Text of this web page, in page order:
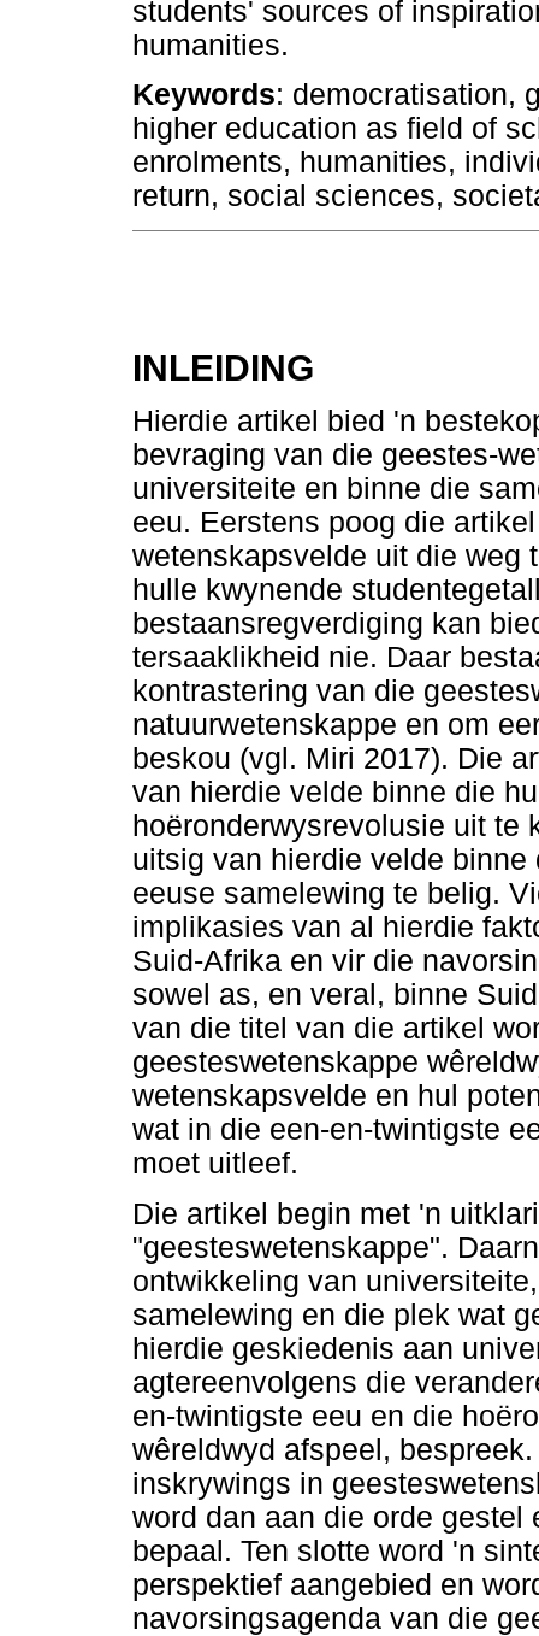
students' sources of
humanities.
Keywords: democratisation,
higher education as field of
enrolments, humanities,
return, social sciences,
INLEIDING
Hierdie artikel bied 'n
bevraging van die geestes-
universiteite en binne die
eeu. Eerstens poog die
wetenskapsvelde uit die weg
hulle kwynende
bestaansregverdiging kan
tersaaklikheid nie. Daar
kontrastering van die
natuurwetenskappe en om
beskou (vgl. Miri 2017). Die
van hierdie velde binne die
hoëronderwysrevolusie uit te
uitsig van hierdie velde
eeuse samelewing te belig.
implikasies van al hierdie
Suid-Afrika en vir die
sowel as, en veral, binne
van die titel van die artikel
geesteswetenskappe
wetenskapsvelde en hul
wat in die een-en-twintigste
moet uitleef.
Die artikel begin met 'n
"geesteswetenskappe".
ontwikkeling van
samelewing en die plek wat
hierdie geskiedenis aan
agtereenvolgens die
en-twintigste eeu en die
wêreldwyd afspeel,
inskrywings in
word dan aan die orde gestel
bepaal. Ten slotte word 'n
perspektief aangebied en
navorsingsagenda van die